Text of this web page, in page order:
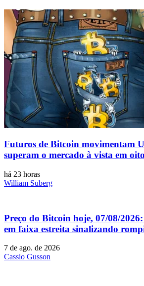
Futuros de Bitcoin movimentam
superam o mercado à vista em
há 23 horas
William Suberg
Preço do Bitcoin hoje, 07/08/
em faixa estreita sinalizando
7 de ago. de 2026
Cassio Gusson